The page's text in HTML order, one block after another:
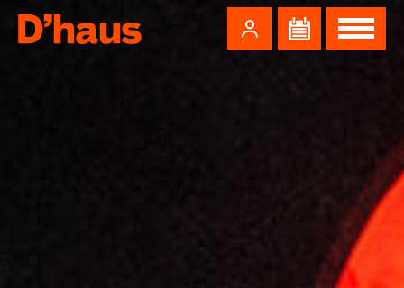
Zum Hauptinhalt springen Zum Footer springen